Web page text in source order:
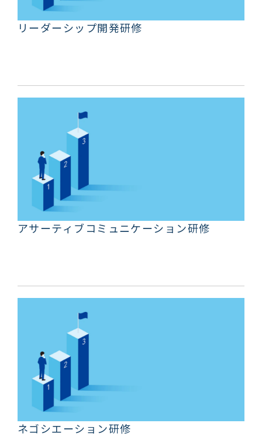
リーダーシップ開発研修
アサーティブコミュニケーション研修
ネゴシエーション研修